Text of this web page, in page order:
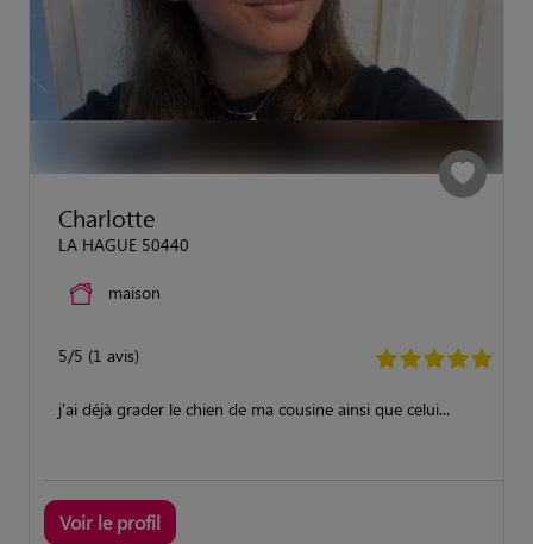
Charlotte
LA HAGUE 50440
maison
5/5 (1 avis)
j'ai déjà grader le chien de ma cousine ainsi que celui...
Voir le profil